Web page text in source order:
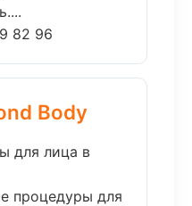
82 96
Body
для лица в
процедуры для